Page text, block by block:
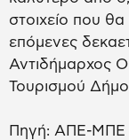
στοιχείο που
επόμενες
Αντιδήμαρχος
Τουρισμού
Πηγή: ΑΠΕ-ΜΠΕ